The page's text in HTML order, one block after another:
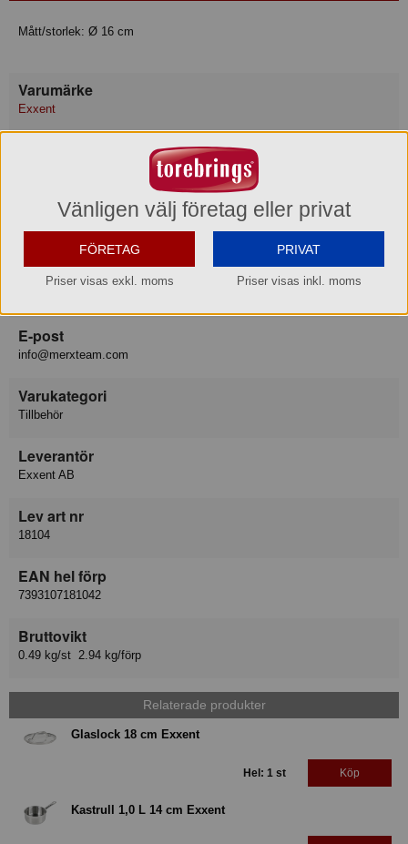
Mått/storlek: Ø 16 cm
Varumärke
Exxent
Konsumentkontakt
031-50 67 00
Hemsida
www.merxteam.com
Besöksadress
E-post
info@merxteam.com
Varukategori
Tillbehör
Leverantör
Exxent AB
Lev art nr
18104
EAN hel förp
7393107181042
Bruttovikt
0.49 kg/st 2.94 kg/förp
Relaterade produkter
Glaslock 18 cm Exxent
Hel: 1 st Köp
Kastrull 1,0 L 14 cm Exxent
Vänligen välj företag eller privat
FÖRETAG
Priser visas exkl. moms
PRIVAT
Priser visas inkl. moms